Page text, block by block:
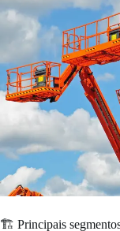
🏗️ Principais